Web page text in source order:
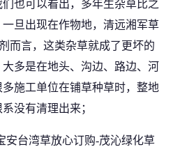
也可以看出，多年生杂草比之
旦出现在作物地，清远湘军草
而言，这类杂草就成了更坏的
大多是在地头、沟边、路边、河
施工单位在铺草种草时，整地
没有清理出来；
安台湾草放心订购-茂沁绿化草